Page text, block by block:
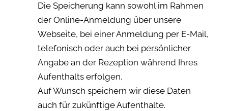
Die Speicherung kann sowohl im Rahmen
der Online-Anmeldung über unsere
Webseite, bei einer Anmeldung per E-Mail,
telefonisch oder auch bei persönlicher
Angabe an der Rezeption während Ihres
Aufenthalts erfolgen.
Auf Wunsch speichern wir diese Daten
auch für zukünftige Aufenthalte.